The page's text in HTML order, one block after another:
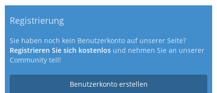
Registrierung
Sie haben noch kein Benutzerkonto auf unserer Seite?
Registrieren Sie sich kostenlos und nehmen Sie an unserer
Community teil!
Benutzerkonto erstellen